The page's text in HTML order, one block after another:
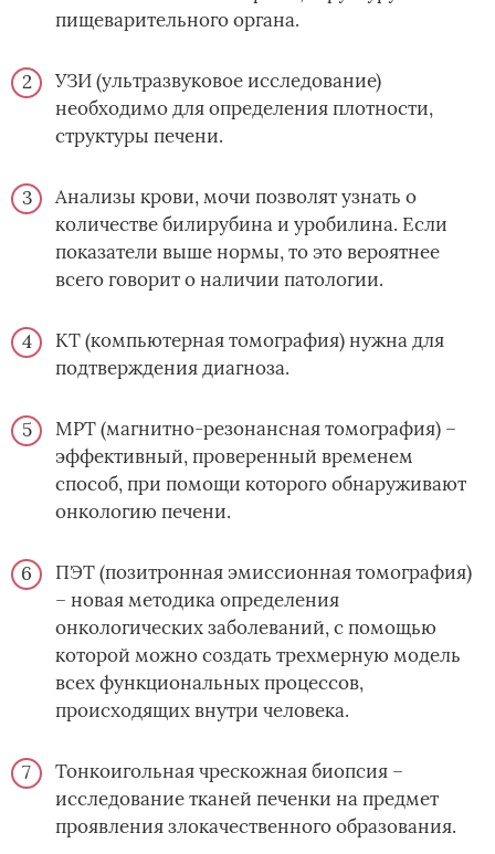
пищеварительного органа.
УЗИ (ультразвуковое исследование)
необходимо для определения плотности,
структуры печени.
Анализы крови, мочи позволят узнать о
количестве билирубина и уробилина. Если
показатели выше нормы, то это вероятнее
всего говорит о наличии патологии.
КТ (компьютерная томография) нужна для
подтверждения диагноза.
МРТ (магнитно-резонансная томография) –
эффективный, проверенный временем
способ, при помощи которого обнаруживают
онкологию печени.
ПЭТ (позитронная эмиссионная томография)
– новая методика определения
онкологических заболеваний, с помощью
которой можно создать трехмерную модель
всех функциональных процессов,
происходящих внутри человека.
Тонкоигольная чрескожная биопсия –
исследование тканей печенки на предмет
проявления злокачественного образования.